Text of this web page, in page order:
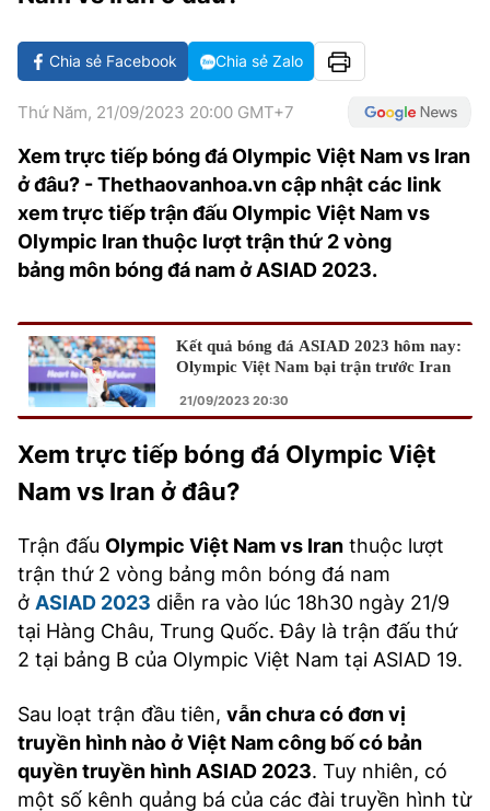
GOLF
CÁC CÚP CHÂU ÂU
BẢNG XẾP HẠNG
VĂN HÓA
GIẢI TRÍ
DIỄN ĐÀN
CÔNG NGHIỆP VĂN HÓA
NHỊP ĐẬP SỨC KHỎE
X-QUANG TIN ĐỒN
VIẾT LẠI ƯỚC MƠ
GIẢI TRÍ
PHIM
ÂM NHẠC
KBIZ
DU LỊCH
TIN TỨC
ĐIỂM ĐẾN
ẢNH
TƯ VẤN
THẾ GIỚI SAO
HIGHTECH
TIÊU ĐIỂM - SPOTLIGHT
BẠN CẦN BIẾT
INFOGRAPHIC
E-MAGAZINE
ẢNH
BÁO GIẤY
CỐNG HIẾN
BÙI XUÂN PHÁI
TIỆN ÍCH
LIÊN HỆ QUẢNG CÁO
Hotline: 0981.119.189
Điện thoại: 024.38254756
Chia sẻ Facebook Chia sẻ Zalo
Thứ Năm, 21/09/2023 20:00 GMT+7
Xem trực tiếp bóng đá Olympic Việt Nam vs Iran
ở đâu? - Thethaovanhoa.vn cập nhật các link
xem trực tiếp trận đấu Olympic Việt Nam vs
Olympic Iran thuộc lượt trận thứ 2 vòng
bảng môn bóng đá nam ở ASIAD 2023.
Kết quả bóng đá ASIAD 2023 hôm nay:
Olympic Việt Nam bại trận trước Iran
21/09/2023 20:30
Xem trực tiếp bóng đá Olympic Việt
Nam vs Iran ở đâu?
Trận đấu Olympic Việt Nam vs Iran thuộc lượt
trận thứ 2 vòng bảng môn bóng đá nam
ở ASIAD 2023 diễn ra vào lúc 18h30 ngày 21/9
tại Hàng Châu, Trung Quốc. Đây là trận đấu thứ
2 tại bảng B của Olympic Việt Nam tại ASIAD 19.
Sau loạt trận đầu tiên, vẫn chưa có đơn vị
truyền hình nào ở Việt Nam công bố có bản
quyền truyền hình ASIAD 2023. Tuy nhiên, có
một số kênh quảng bá của các đài truyền hình từ